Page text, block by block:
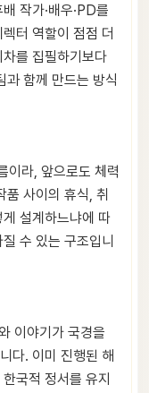
작가·배우·PD를
터 역할이 점점 더
를 집필하기보다
과 함께 만드는 방식
이라, 앞으로도 체력
품 사이의 휴식, 취
설계하느냐에 따
수 있는 구조입니
이야기가 국경을
다. 이미 진행된 해
국적 정서를 유지